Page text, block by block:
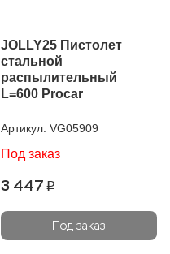
JOLLY25 Пистолет
стальной
распылительный
L=600 Procar
Артикул: VG05909
Под заказ
3 447 p
Под заказ